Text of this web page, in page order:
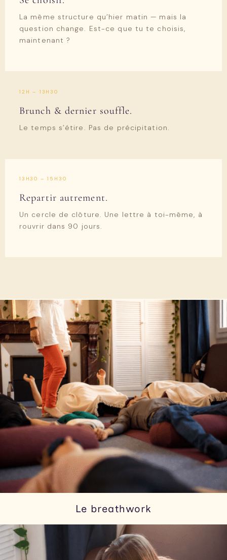
La même structure qu’hier matin — mais la
question change. Est-ce que tu te choisis,
maintenant ?
12H – 13H30
Brunch & dernier souffle.
Le temps s’étire. Pas de précipitation.
13H30 – 15H30
Repartir autrement.
Un cercle de clôture. Une lettre à toi-même, à
rouvrir dans 90 jours.
Le breathwork